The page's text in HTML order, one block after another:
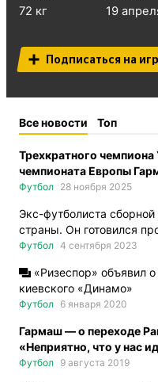
72 кг
19
Подписаться на
Все новости Топ
Трехкратного
чемпионата Европы
Футбол 28 ноября 2025
Экс-футболиста
страны. Он готовился
Футбол 4 сентября 2023
«Ризеспор» объявил
киевского «Динамо»
Футбол 6 января 2020
Гармаш — о переходе
«Неприятно, что у нас
Футбол 9 августа 2019